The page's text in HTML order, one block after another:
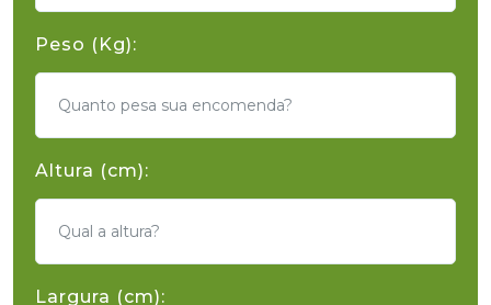
Peso (Kg):
Altura (cm):
Largura (cm):